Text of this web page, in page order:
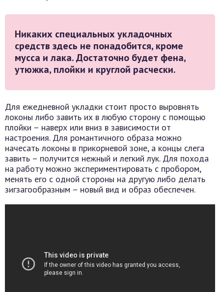
Никаких специальных укладочных
средств здесь не понадобится, кроме
мусса и лака. Достаточно будет фена,
утюжка, плойки и круглой расчески.
Для ежедневной укладки стоит просто выровнять
локоны либо завить их в любую сторону с помощью
плойки – наверх или вниз в зависимости от
настроения. Для романтичного образа можно
начесать локоны в прикорневой зоне, а концы слега
завить – получится нежный и легкий лук. Для похода
на работу можно экспериментировать с пробором,
менять его с одной стороны на другую либо делать
зигзагообразным – новый вид и образ обеспечен.